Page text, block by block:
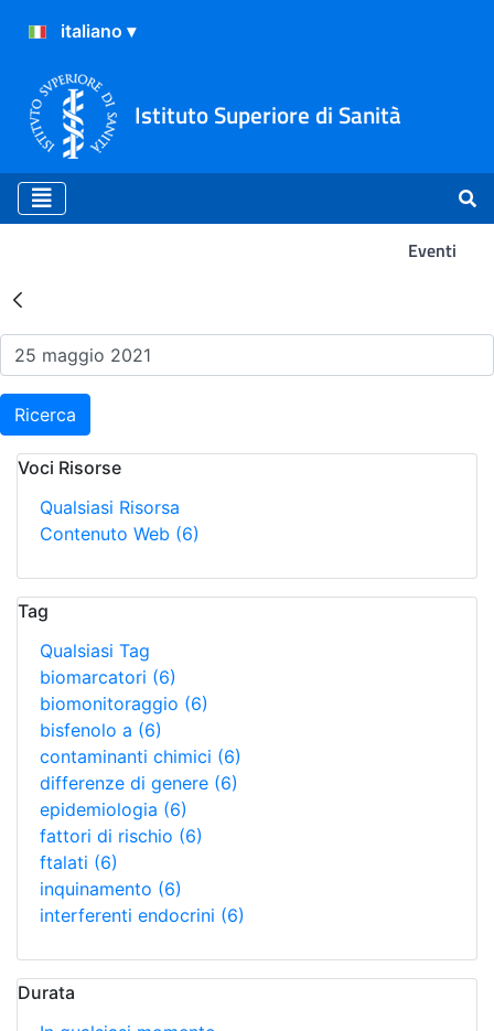
Istituto Superiore di Sanità
Eventi
Risultati della Ricerca -
Ricerca
Voci Risorse
Qualsiasi Risorsa
Contenuto Web (6)
Tag
Qualsiasi Tag
biomarcatori (6)
biomonitoraggio (6)
bisfenolo a (6)
contaminanti chimici (6)
differenze di genere (6)
epidemiologia (6)
fattori di rischio (6)
ftalati (6)
inquinamento (6)
interferenti endocrini (6)
Durata